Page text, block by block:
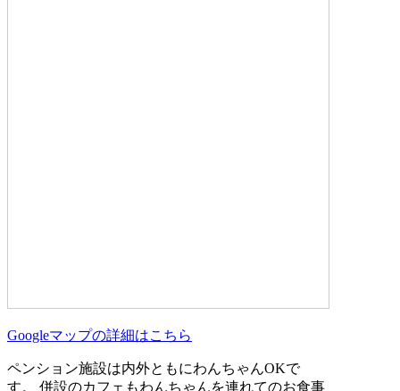
Googleマップの詳細はこちら
ペンション施設は内外ともにわんちゃんOKで
す。 併設のカフェもわんちゃんを連れてのお食事